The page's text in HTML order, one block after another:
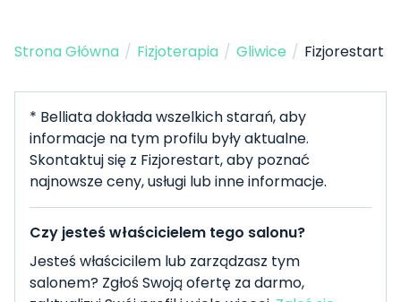
Strona Główna / Fizjoterapia / Gliwice / Fizjorestart
* Belliata dokłada wszelkich starań, aby
informacje na tym profilu były aktualne.
Skontaktuj się z Fizjorestart, aby poznać
najnowsze ceny, usługi lub inne informacje.
Czy jesteś właścicielem tego salonu?
Jesteś właścicilem lub zarządzasz tym
salonem? Zgłoś Swoją ofertę za darmo,